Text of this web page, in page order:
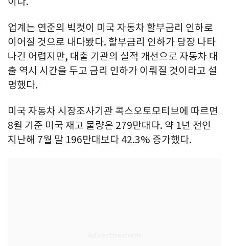
업계는 연준의 빅컷이 미국 자동차 할부금리 인하로
이어질 것으로 내다봤다. 할부금리 인하가 당장 나타
나긴 어렵지만, 대출 기관의 실적 개선으로 자동차 대
출 역시 시간을 두고 금리 인하가 이뤄질 것이라고 설
명했다.
미국 자동차 시장조사기관 콕스오토모티브에 따르면
8월 기준 미국 재고 물량은 279만대다. 약 1년 전인
지난해 7월 말 196만대보다 42.3% 증가했다.